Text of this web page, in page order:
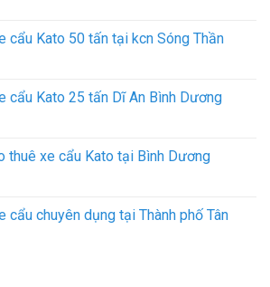
cẩu Kato 50 tấn tại kcn Sóng Thần
cẩu Kato 25 tấn Dĩ An Bình Dương
thuê xe cẩu Kato tại Bình Dương
cẩu chuyên dụng tại Thành phố Tân